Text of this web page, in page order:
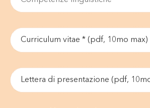
Curriculum vitae * (pdf, 10mo max)
Lettera di presentazione (pdf,